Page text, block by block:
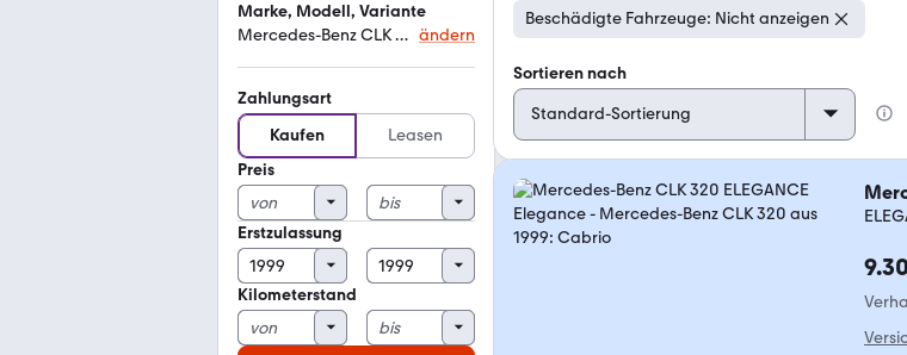
Marke, Modell, Variante
Mercedes-Benz CLK 320 ändern
Zahlungsart
Kaufen
Leasen
Preis
Erstzulassung
Kilometerstand
Beschädigte Fahrzeuge: Nicht anzeigen
Sortieren nach